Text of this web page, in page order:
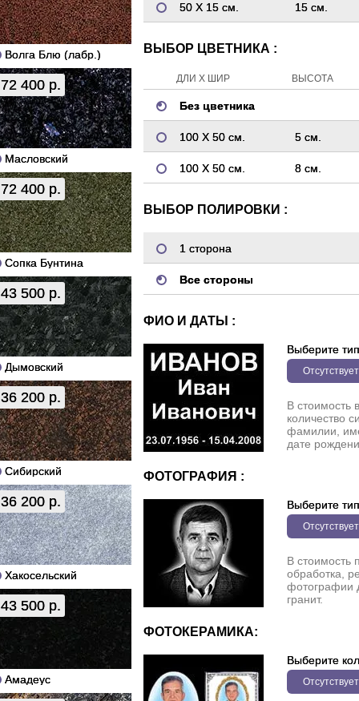
Волга Блю (лабр.)
72 400 р.
Масловский
72 400 р.
Сопка Бунтина
43 500 р.
Дымовский
36 200 р.
Сибирский
36 200 р.
Хакосельский
43 500 р.
Амадеус
50 Х 15 см. 15 см.
ВЫБОР ЦВЕТНИКА :
ДЛИ Х ШИР ВЫСОТА
Без цветника
100 Х 50 см. 5 см.
100 Х 50 см. 8 см.
ВЫБОР ПОЛИРОВКИ :
1 сторона
Все стороны
ФИО И ДАТЫ :
Выберите тип
Отсутствует
В стоимость
количество
фамилии,
дате
ФОТОГРАФИЯ :
Выберите тип
Отсутствует
В стоимость
обработка,
фотографии
гранит.
ФОТОКЕРАМИКА:
Выберите
Отсутствует